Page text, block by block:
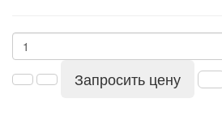
Запросить цену